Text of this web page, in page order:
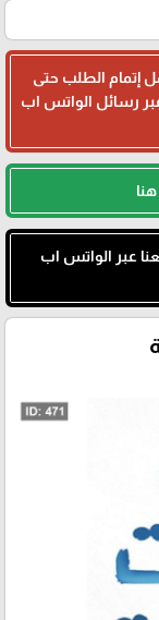
إتمام الطلب حتى
رسائل الواتس اب
عبر الواتس اب